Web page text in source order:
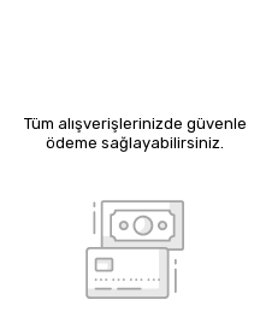
Tüm alışverişlerinizde güvenle
ödeme sağlayabilirsiniz.